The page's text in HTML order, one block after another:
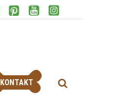
KONTAKT